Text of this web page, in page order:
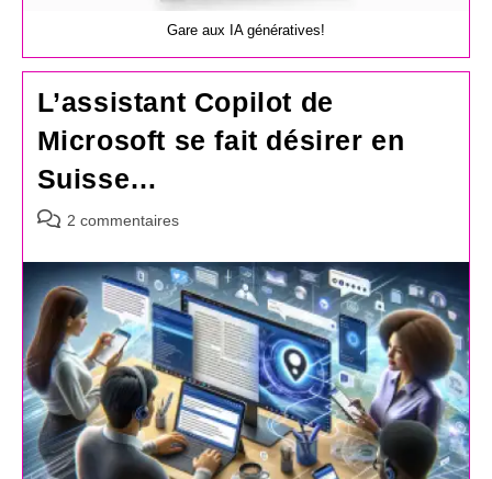
Gare aux IA génératives!
L’assistant Copilot de
Microsoft se fait désirer en
Suisse…
Commentaires
la
publication :
2 commentaires